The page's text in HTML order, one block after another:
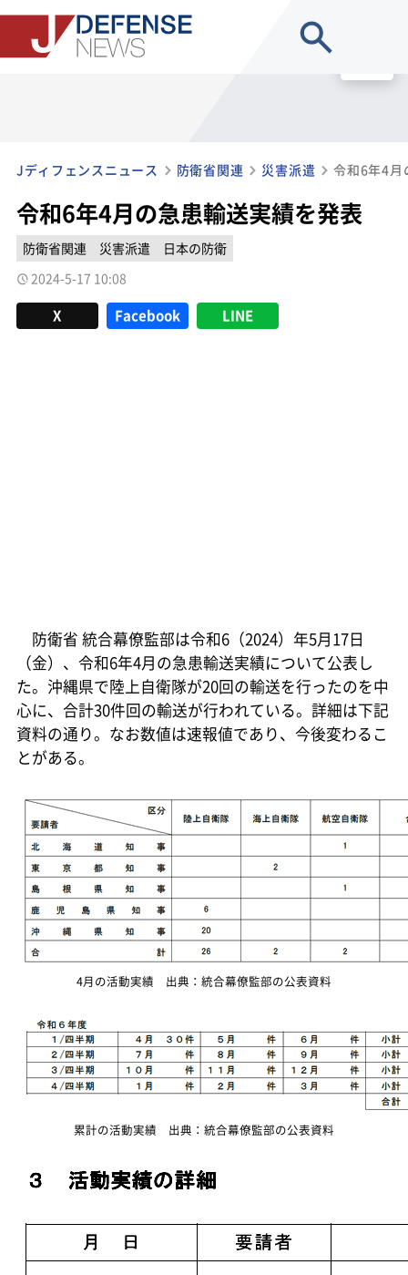
Jディフェンスニュース 防衛省関連 災害派遣 令和6年4月
令和6年4月の急患輸送実績を発表
防衛省関連 災害派遣
日本の防衛
2024-5-17 10:08
X Facebook LINE
防衛省 統合幕僚監部は令和6（2024）年5月17日
（金）、令和6年4月の急患輸送実績について公表し
た。沖縄県で陸上自衛隊が20回の輸送を行ったのを中
心に、合計30件回の輸送が行われている。詳細は下記
資料の通り。なお数値は速報値であり、今後変わるこ
とがある。
4月の活動実績 出典：統合幕僚監部の公表資料
累計の活動実績 出典：統合幕僚監部の公表資料